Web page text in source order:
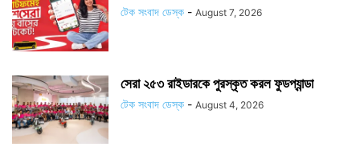
টেক সংবাদ ডেস্ক - August 7, 2026
সেরা ২৫৩ রাইডারকে পুরস্কৃত করল ফুডপ্যান্ডা
টেক সংবাদ ডেস্ক - August 4, 2026